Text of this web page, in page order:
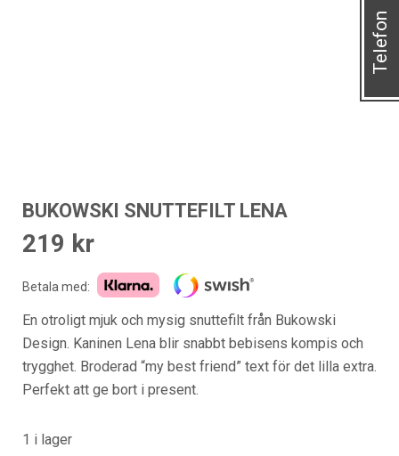
BUKOWSKI SNUTTEFILT LENA
219 kr
Betala med:
En otroligt mjuk och mysig snuttefilt från Bukowski
Design. Kaninen Lena blir snabbt bebisens kompis och
trygghet. Broderad “my best friend” text för det lilla extra.
Perfekt att ge bort i present.
1 i lager
Telefon